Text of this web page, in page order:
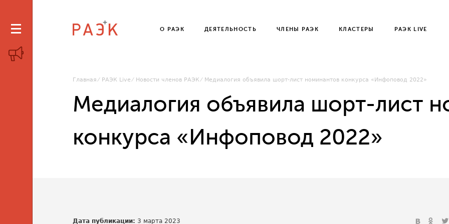
О РАЭК ДЕЯТЕЛЬНОСТЬ ЧЛЕНЫ РАЭК КЛАСТЕРЫ РАЭК LIVE
Главная РАЭК Live Новости членов РАЭК Медиалогия объявила шорт-лист номинантов конкурса «Инфоповод 2022»
Медиалогия объявила шорт-лист
конкурса «Инфоповод 2022»
Дата публикации: 3 марта 2023